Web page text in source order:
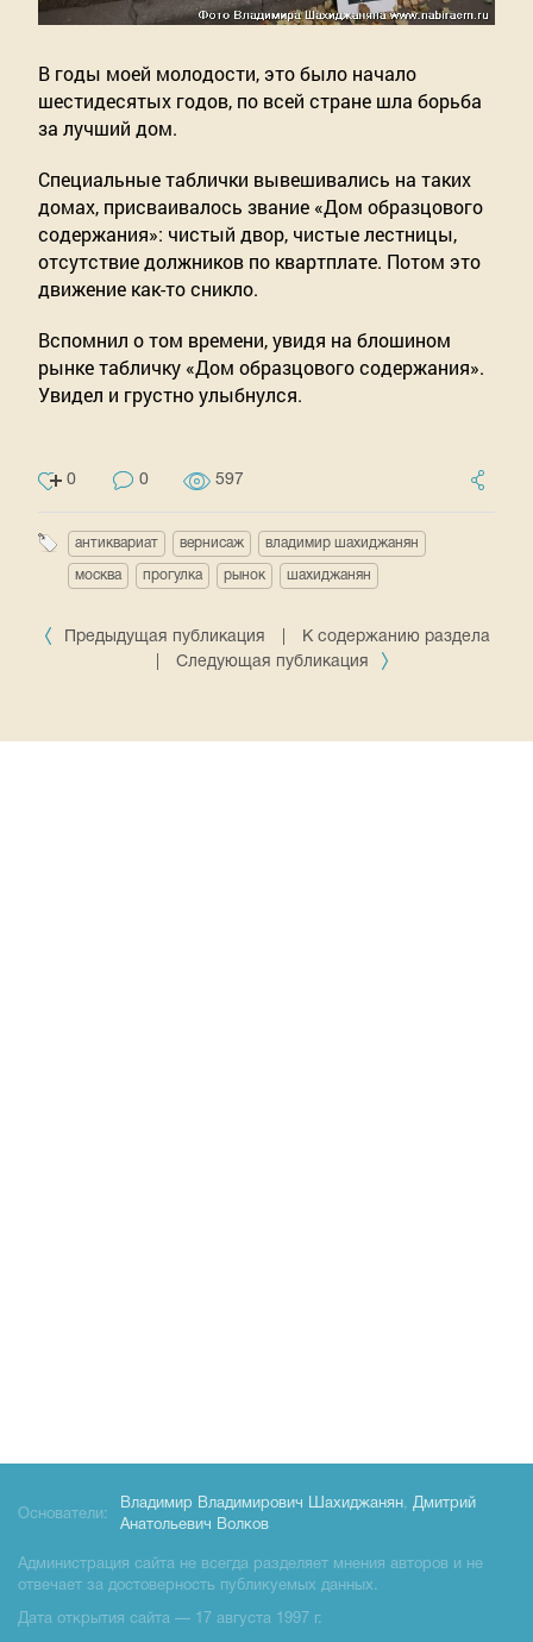
В годы моей молодости, это было начало
шестидесятых годов, по всей стране шла борьба
за лучший дом.
Специальные таблички вывешивались на таких
домах, присваивалось звание «Дом образцового
содержания»: чистый двор, чистые лестницы,
отсутствие должников по квартплате. Потом это
движение как-то сникло.
Вспомнил о том времени, увидя на блошином
рынке табличку «Дом образцового содержания».
Увидел и грустно улыбнулся.
0 0 597
антиквариат вернисаж владимир шахиджанян
москва прогулка рынок шахиджанян
Предыдущая публикация
К содержанию раздела
Следующая публикация
Основатели:
Владимир Владимирович Шахиджанян, Дмитрий
Анатольевич Волков
Администрация сайта не всегда разделяет мнения авторов и не
отвечает за достоверность публикуемых данных.
Дата открытия сайта — 17 августа 1997 г.